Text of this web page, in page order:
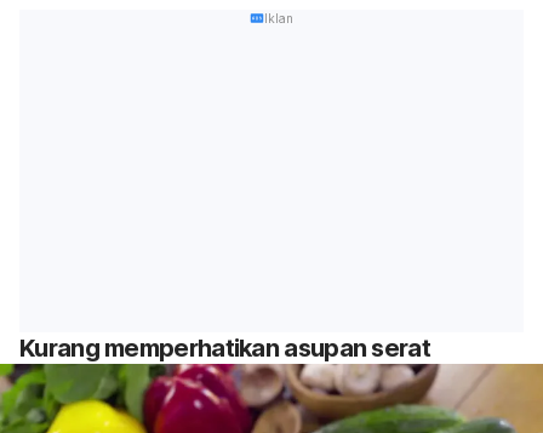
Iklan
Kurang memperhatikan asupan serat